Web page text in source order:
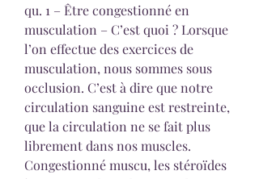
qu. 1 – Être congestionné en
musculation – C’est quoi ? Lorsque
l’on effectue des exercices de
musculation, nous sommes sous
occlusion. C’est à dire que notre
circulation sanguine est restreinte,
que la circulation ne se fait plus
librement dans nos muscles.
Congestionné muscu, les stéroïdes